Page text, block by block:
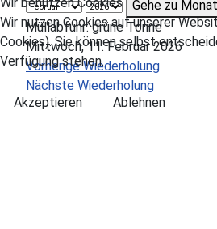
Gehe zu Monat
Müllabfuhr: grüne Tonne
Mittwoch, 11. Februar 2026
Vorherige Wiederholung
Nächste Wiederholung
Wir benutzen Cookies
Wir nutzen Cookies auf unserer
Cookies). Sie können selbst
Verfügung stehen.
Akzeptieren
Ablehnen